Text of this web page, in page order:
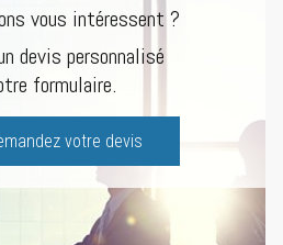
vous intéressent ?
devis personnalisé
formulaire.
votre devis